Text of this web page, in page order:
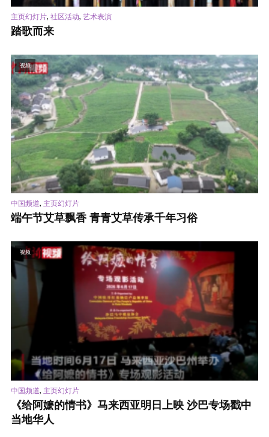
主页幻灯片, 社区活动, 艺术表演
踏歌而来
视频
中国频道, 主页幻灯片
端午节艾草飘香 青青艾草传承千年习俗
视频
中国频道, 主页幻灯片
《给阿嬷的情书》马来西亚明日上映 沙巴专场戳中
当地华人